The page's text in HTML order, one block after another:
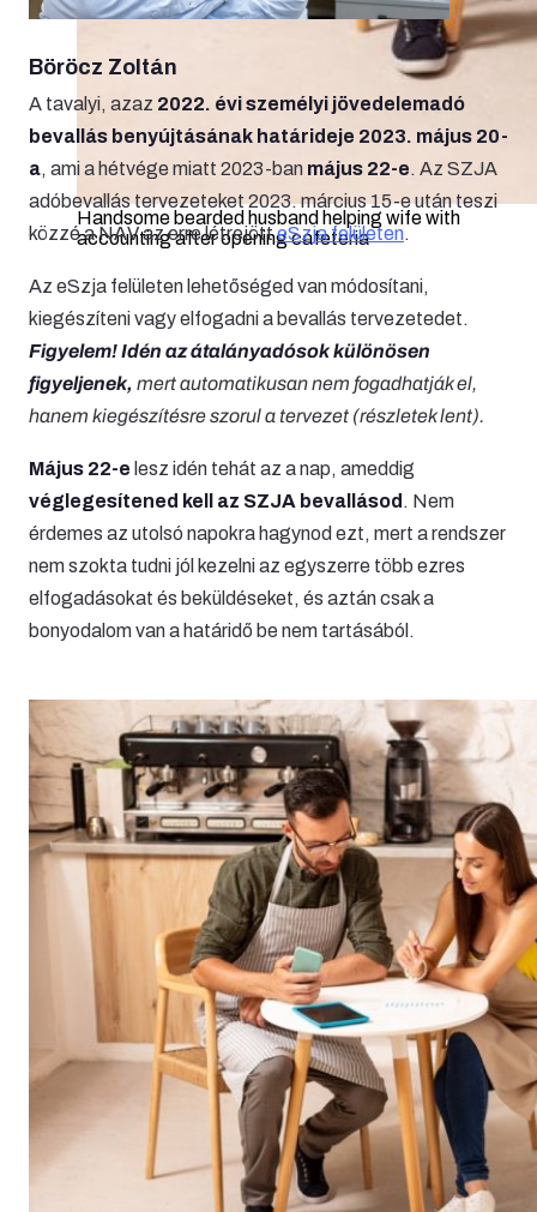
Handsome bearded husband helping wife with
accounting after opening cafeteria
Böröcz Zoltán
A tavalyi, azaz 2022. évi személyi jövedelemadó
bevallás benyújtásának határideje 2023. május 20-
a, ami a hétvége miatt 2023-ban május 22-e. Az SZJA
adóbevallás tervezeteket 2023. március 15-e után teszi
közzé a NAV az erre létrejötteSzja felületen.
Az eSzja felületen lehetőséged van módosítani,
kiegészíteni vagy elfogadni a bevallás tervezetedet.
Figyelem! Idén az átalányadósok különösen
figyeljenek, mert automatikusan nem fogadhatják el,
hanem kiegészítésre szorul a tervezet (részletek lent).
Május 22-e lesz idén tehát az a nap, ameddig
véglegesítened kell az SZJA bevallásod . Nem
érdemes az utolsó napokra hagynod ezt, mert a rendszer
nem szokta tudni jól kezelni az egyszerre több ezres
elfogadásokat és beküldéseket, és aztán csak a
bonyodalom van a határidő be nem tartásából.